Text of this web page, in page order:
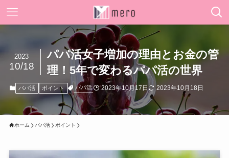
パパ活女子増加の理由とお金の管
理！5年で変わるパパ活の世界
2023
10/18
パパ活 ポイント パパ活 2023年10月17日 2023年10月18日
ホーム パパ活 ポイント